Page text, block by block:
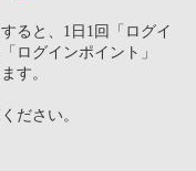
ると、1日1回「ログイ
ログインポイント」
す。
ださい。